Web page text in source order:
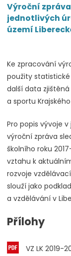
Výroční
jednotlivých
území
Ke zpracování
použity statistické
další data
a sportu
Pro popis vývoje
výroční zpráva
školního roku
vztahu k
rozvoje
slouží jako
a vzdělávání v
Přílohy
VZ LK 2019-